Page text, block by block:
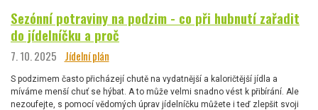
Sezónní potraviny na podzim - co při hubnutí zařadit
do jídelníčku a proč
7. 10. 2025 Jídelní plán
S podzimem často přicházejí chutě na vydatnější a kaloričtější jídla a
míváme menší chuť se hýbat. A to může velmi snadno vést k přibírání. Ale
nezoufejte, s pomocí vědomých úprav jídelníčku můžete i teď zlepšit svoji